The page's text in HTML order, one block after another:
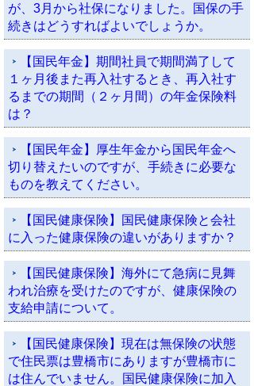
が、3月から社保になりました。国保の手
続きはどうすればよいでしょうか。
【国民年金】期間社員で期間満了して
１ヶ月後また再入社するとき、再入社す
るまでの期間（２ヶ月間）の年金保険料
は？
【国民年金】厚生年金から国民年金へ
切り替えたいのですが、手続きに必要な
ものを教えてください。
【国民健康保険】国民健康保険と会社
に入った健康保険の違いがありますか？
【国民健康保険】海外にて急病に見舞
われ治療を受けたのですが、健康保険の
支給申請について。
【国民健康保険】現在は無保険の状態
で住民票は豊橋市にありますが豊橋市に
は住んでいません。国民健康保険に加入